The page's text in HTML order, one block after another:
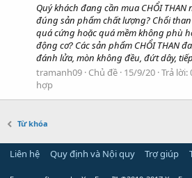
Quý khách đang cần mua CHỔI
đúng sản phẩm chất lượng? Chổi
quá cứng hoặc quá mềm không phù
động cơ? Các sản phẩm CHỔI THAN
đánh lửa, mòn không đều, đứt dây,
tramanh09 Chủ đề 15/9/20 Trả lời:
hợp
Từ khóa
Liên hệ Quy định và Nội quy Trợ giúp